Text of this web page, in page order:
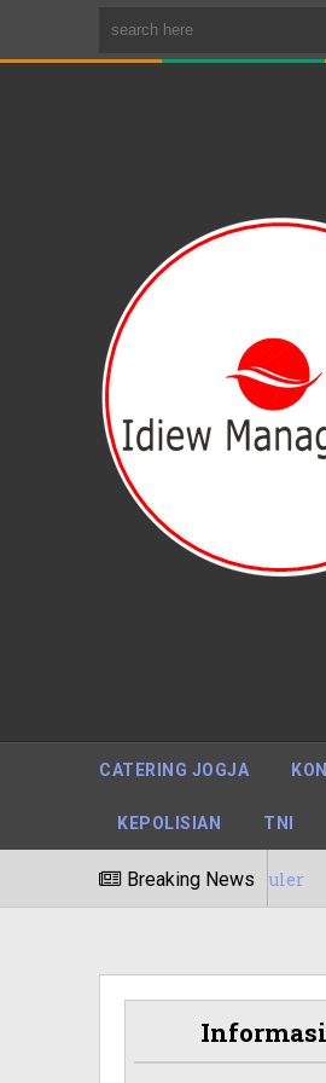
CATERING JOGJA
KEPOLISIAN TNI
Breaking News
Barat Terpopuler 16/
Informasi